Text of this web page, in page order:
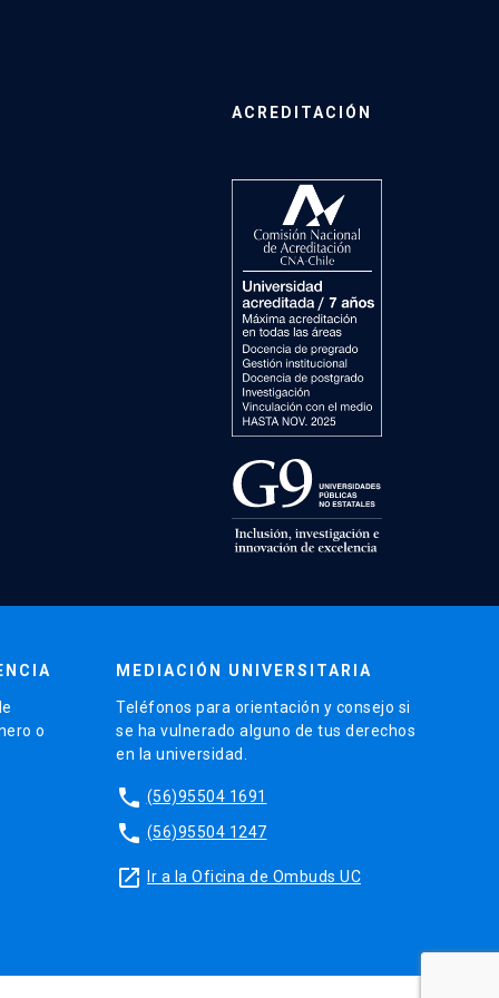
ACREDITACIÓN
o
MEDIACIÓN UNIVERSITARIA
Teléfonos para orientación y consejo si
se ha vulnerado alguno de tus derechos
en la universidad.
phone (56)95504 1691
phone (56)95504 1247
launch Ir a la Oficina de Ombuds UC